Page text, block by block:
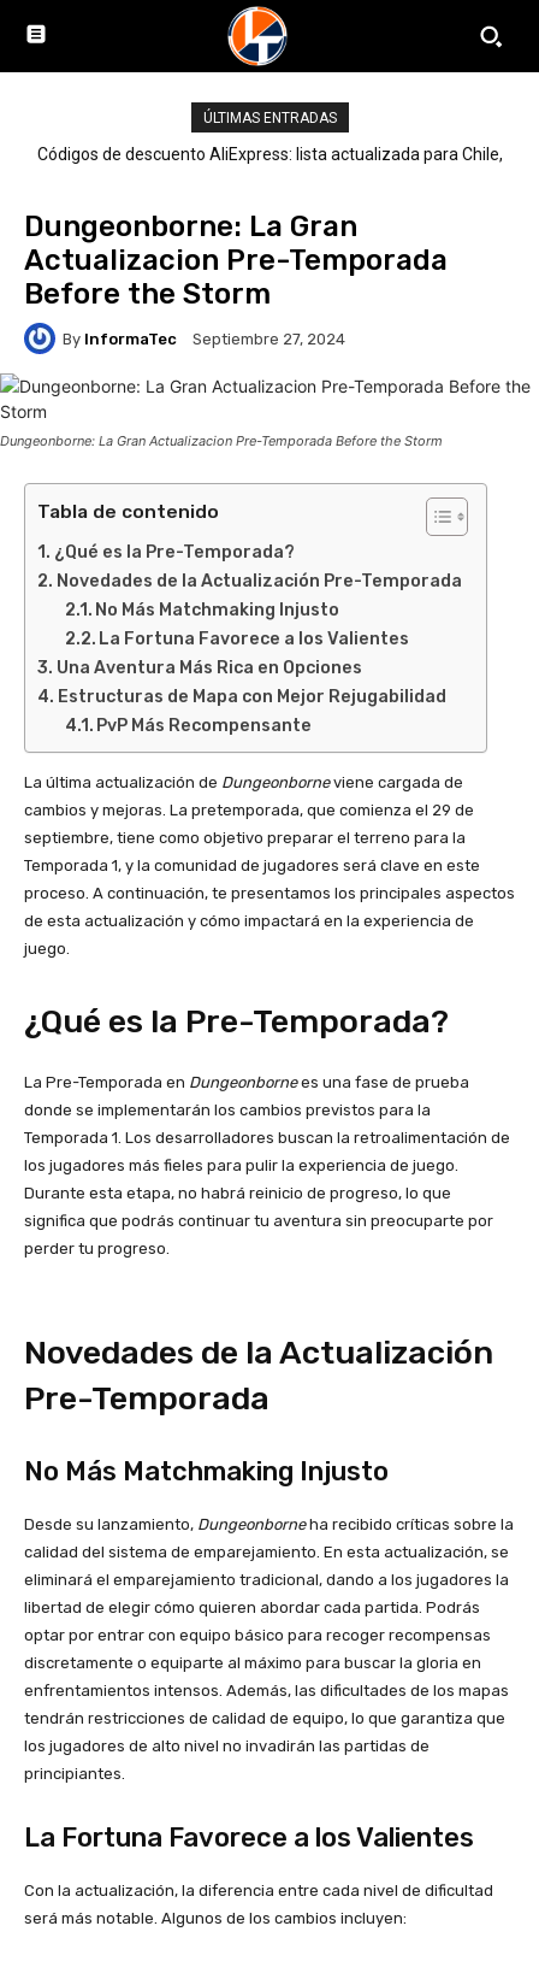
ÚLTIMAS ENTRADAS
Códigos de descuento AliExpress: lista actualizada para Chile,
Dungeonborne: La Gran
Actualizacion Pre-Temporada
Before the Storm
By InformaTec Septiembre 27, 2024
Dungeonborne: La Gran Actualizacion Pre-Temporada Before the Storm
Tabla de contenido
¿Qué es la Pre-Temporada?
Novedades de la Actualización Pre-Temporada
No Más Matchmaking Injusto
La Fortuna Favorece a los Valientes
Una Aventura Más Rica en Opciones
Estructuras de Mapa con Mejor Rejugabilidad
PvP Más Recompensante
La última actualización de Dungeonborneviene cargada de
cambios y mejoras. La pretemporada, que comienza el 29 de
septiembre, tiene como objetivo preparar el terreno para la
Temporada 1, y la comunidad de jugadores será clave en este
proceso. A continuación, te presentamos los principales aspectos
de esta actualización y cómo impactará en la experiencia de
juego.
¿Qué es la Pre-Temporada?
La Pre-Temporada en Dungeonbornees una fase de prueba
donde se implementarán los cambios previstos para la
Temporada 1. Los desarrolladores buscan la retroalimentación de
los jugadores más fieles para pulir la experiencia de juego.
Durante esta etapa, no habrá reinicio de progreso, lo que
significa que podrás continuar tu aventura sin preocuparte por
perder tu progreso.
Novedades de la Actualización
Pre-Temporada
No Más Matchmaking Injusto
Desde su lanzamiento, Dungeonborneha recibido críticas sobre la
calidad del sistema de emparejamiento. En esta actualización, se
eliminará el emparejamiento tradicional, dando a los jugadores la
libertad de elegir cómo quieren abordar cada partida. Podrás
optar por entrar con equipo básico para recoger recompensas
discretamente o equiparte al máximo para buscar la gloria en
enfrentamientos intensos. Además, las dificultades de los mapas
tendrán restricciones de calidad de equipo, lo que garantiza que
los jugadores de alto nivel no invadirán las partidas de
principiantes.
La Fortuna Favorece a los Valientes
Con la actualización, la diferencia entre cada nivel de dificultad
será más notable. Algunos de los cambios incluyen: